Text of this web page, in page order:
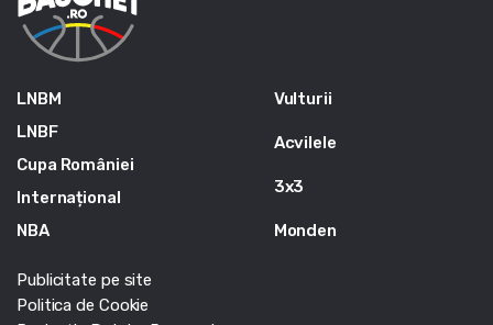
LNBM
LNBF
Cupa României
Internațional
NBA
Vulturii
Acvilele
3x3
Monden
Publicitate pe site
Politica de Cookie